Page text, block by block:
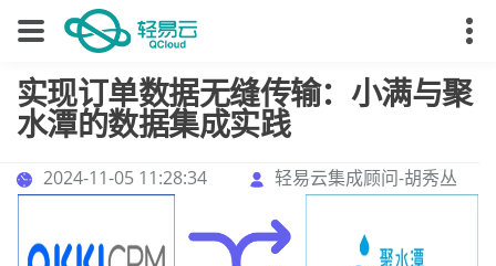
实现订单数据无缝传输：小满与聚
水潭的数据集成实践
2024-11-05 11:28:34 轻易云集成顾问-胡秀丛